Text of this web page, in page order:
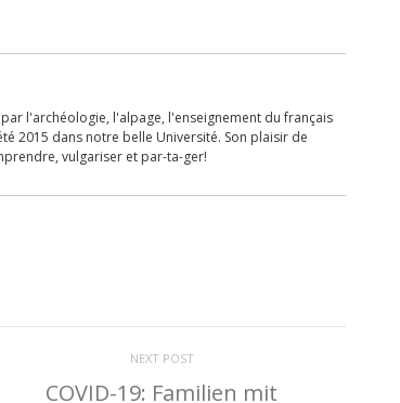
l'archéologie, l'alpage, l'enseignement du français
2015 dans notre belle Université. Son plaisir de
vulgariser et par-ta-ger!
NEXT POST
COVID-19: Familien mit